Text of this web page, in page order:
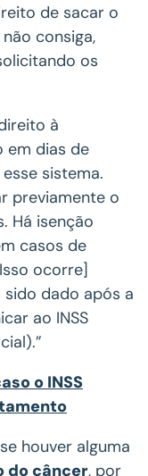
de sacar o
consiga,
os
à
em dias de
sistema.
previamente o
Há isenção
casos de
ocorre]
dado após a
ao INSS
o INSS
houver alguma
do câncer, por